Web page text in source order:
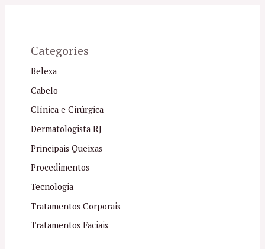
Categories
Beleza
Cabelo
Clínica e Cirúrgica
Dermatologista RJ
Principais Queixas
Procedimentos
Tecnologia
Tratamentos Corporais
Tratamentos Faciais